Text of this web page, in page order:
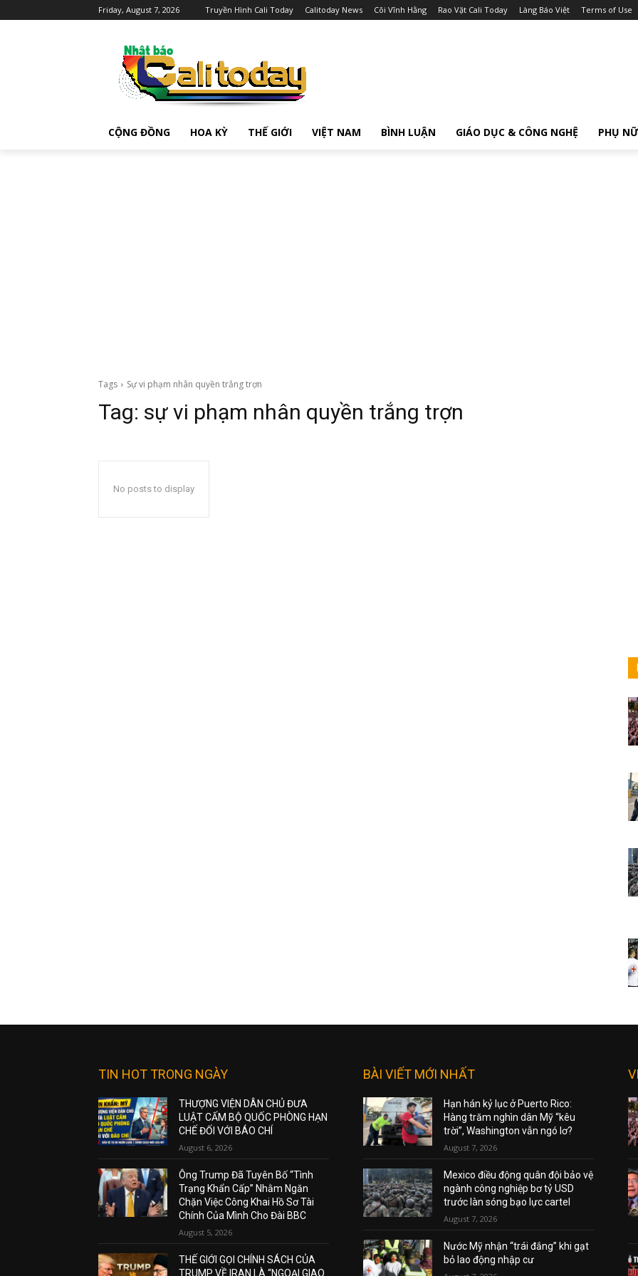
Friday, August 7, 2026 Truyền Hình Cali Today Calitoday News Cõi Vĩnh Hằng Rao Vặt Cali Today Làng Báo Việt Terms of Use
CỘNG ĐỒNG HOA KỲ THẾ GIỚI VIỆT NAM BÌNH LUẬN GIÁO DỤC & CÔNG NGHỆ PHỤ NỮ
Tags Sự vi phạm nhân quyền trắng trợn
Tag: sự vi phạm nhân quyền trắng trợn
No posts to display
TIN HOT TRONG NGÀY
THƯỢNG VIỆN DÂN CHỦ ĐƯA
LUẬT CẤM BỘ QUỐC PHÒNG HẠN
CHẾ ĐỐI VỚI BÁO CHÍ
August 6, 2026
Ông Trump Đã Tuyên Bố “Tình
Trạng Khẩn Cấp” Nhằm Ngăn
Chặn Việc Công Khai Hồ Sơ Tài
Chính Của Mình Cho Đài BBC
August 5, 2026
THẾ GIỚI GỌI CHÍNH SÁCH CỦA
TRUMP VỀ IRAN LÀ “NGOẠI GIAO
BÀI VIẾT MỚI NHẤT
Hạn hán kỷ lục ở Puerto Rico:
Hàng trăm nghìn dân Mỹ “kêu
trời”, Washington vẫn ngó lơ?
August 7, 2026
Mexico điều động quân đội bảo vệ
ngành công nghiệp bơ tỷ USD
trước làn sóng bạo lực cartel
August 7, 2026
Nước Mỹ nhận “trái đắng” khi gạt
bỏ lao động nhập cư